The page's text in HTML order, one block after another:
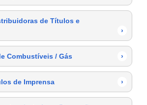
de Títulos e
›
Combustíveis / Gás ›
de Imprensa ›